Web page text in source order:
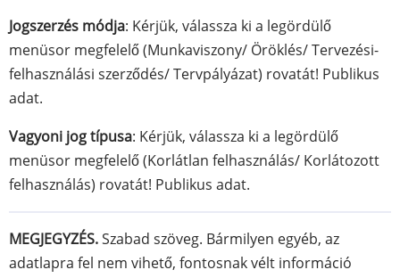
Jogszerzés módja: Kérjük, válassza ki a legördülő
menüsor megfelelő (Munkaviszony/ Öröklés/ Tervezési-
felhasználási szerződés/ Tervpályázat) rovatát! Publikus
adat.
Vagyoni jog típusa: Kérjük, válassza ki a legördülő
menüsor megfelelő (Korlátlan felhasználás/ Korlátozott
felhasználás) rovatát! Publikus adat.
MEGJEGYZÉS.Szabad szöveg. Bármilyen egyéb, az
adatlapra fel nem vihető, fontosnak vélt információ